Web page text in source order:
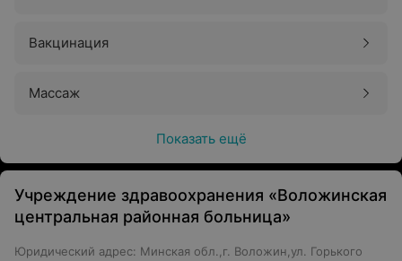
Вакцинация
Массаж
Показать ещё
Учреждение здравоохранения «Воложинская
центральная районная больница»
Юридический адрес: Минская обл.,г. Воложин,ул. Горького